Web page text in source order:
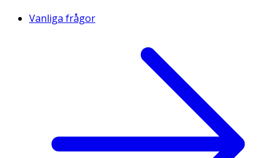
Vanliga frågor